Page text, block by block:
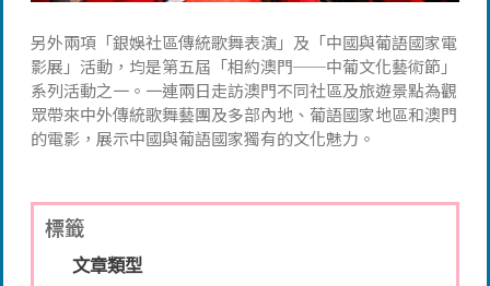
另外兩項「銀娛社區傳統歌舞表演」及「中國與葡語國家電
影展」活動，均是第五屆「相約澳門──中葡文化藝術節」
系列活動之一。一連兩日走訪澳門不同社區及旅遊景點為觀
眾帶來中外傳統歌舞藝團及多部內地、葡語國家地區和澳門
的電影，展示中國與葡語國家獨有的文化魅力。
標籤
文章類型